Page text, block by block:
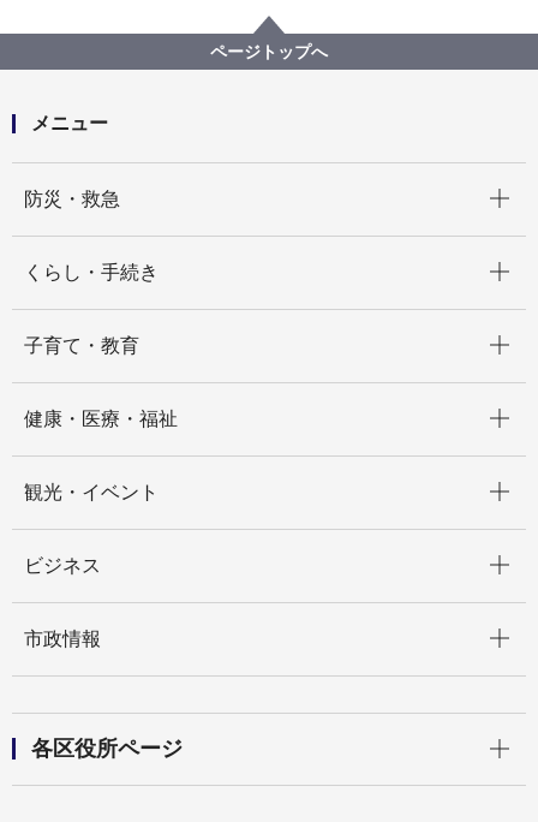
インドネシア国北スマトラ州水道公社との協力事業の
集大成としてセミナーを開催します
ページトップへ
メニュー
防災・救急
くらし・手続き
子育て・教育
健康・医療・福祉
観光・イベント
ビジネス
市政情報
各区役所ページ